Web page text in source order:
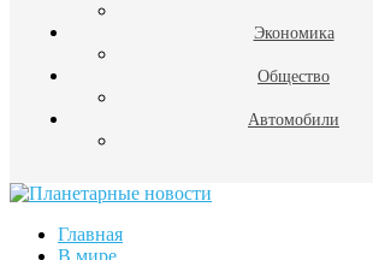
Экономика
Общество
Автомобили
Главная
В мире